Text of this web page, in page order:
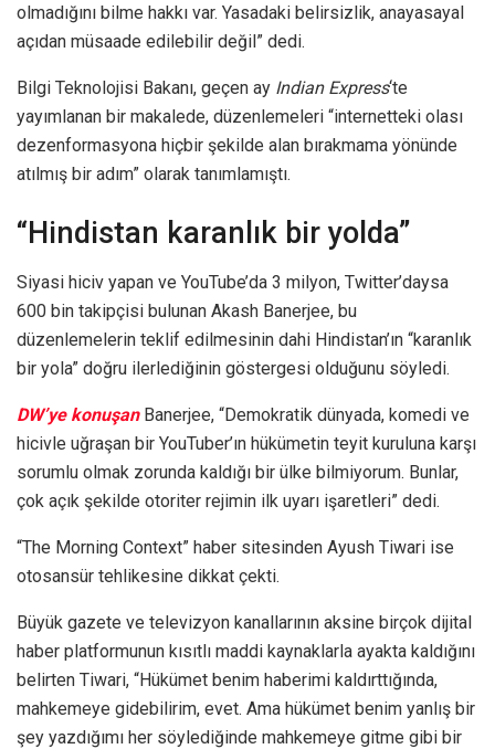
olmadığını bilme hakkı var. Yasadaki belirsizlik, anayasayal
açıdan müsaade edilebilir değil” dedi.
Bilgi Teknolojisi Bakanı, geçen ay Indian Express‘te
yayımlanan bir makalede, düzenlemeleri “internetteki olası
dezenformasyona hiçbir şekilde alan bırakmama yönünde
atılmış bir adım” olarak tanımlamıştı.
“Hindistan karanlık bir yolda”
Siyasi hiciv yapan ve YouTube’da 3 milyon, Twitter’daysa
600 bin takipçisi bulunan Akash Banerjee, bu
düzenlemelerin teklif edilmesinin dahi Hindistan’ın “karanlık
bir yola” doğru ilerlediğinin göstergesi olduğunu söyledi.
DW’ye konuşanBanerjee, “Demokratik dünyada, komedi ve
hicivle uğraşan bir YouTuber’ın hükümetin teyit kuruluna karşı
sorumlu olmak zorunda kaldığı bir ülke bilmiyorum. Bunlar,
çok açık şekilde otoriter rejimin ilk uyarı işaretleri” dedi.
“The Morning Context” haber sitesinden Ayush Tiwari ise
otosansür tehlikesine dikkat çekti.
Büyük gazete ve televizyon kanallarının aksine birçok dijital
haber platformunun kısıtlı maddi kaynaklarla ayakta kaldığını
belirten Tiwari, “Hükümet benim haberimi kaldırttığında,
mahkemeye gidebilirim, evet. Ama hükümet benim yanlış bir
şey yazdığımı her söylediğinde mahkemeye gitme gibi bir